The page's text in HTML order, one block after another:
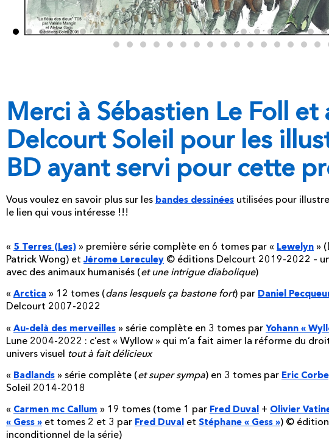
Merci à Sébastien Le Foll
Delcourt Soleil pour les
BD ayant servi pour cette
Vous voulez en savoir plus sur les bandes dessinées utilisées pour
le lien qui vous intéresse !!!
« 5 Terres (Les) » première série complète en 6 tomes par « Lewelyn »
Patrick Wong) etJérome Lereculey © éditions Delcourt 2019-2022 –
avec des animaux humanisés (et une intrigue diabolique)
« Arctica » 12 tomes (dans lesquels ça bastone fort) par Daniel
Delcourt 2007-2022
« Au-delà des merveilles » série complète en 3 tomes par Yohann «
Lune 2004-2022 : c’est « Wyllow » qui m’a fait aimer la réforme du
univers visuel tout à fait délicieux
« Badlands » série complète (et super sympa) en 3 tomes par Eric
Soleil 2014-2018
« Carmen mc Callum » 19 tomes (tome 1 par Fred Duval + Olivier
« Gess » et tomes 2 et 3 par Fred Duval et Stéphane « Gess ») ©
inconditionnel de la série)